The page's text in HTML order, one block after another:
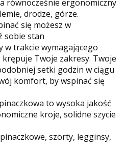
równocześnie ergonomiczny
drodze, górze.
się możesz w
sobie stan
w trakcie wymagającego
krępuje Twoje zakresy. Twoje
setki godzin w ciągu
komfort, by wspinać się
to wysoka jakość
kroje, solidne szycie
szorty, legginsy,